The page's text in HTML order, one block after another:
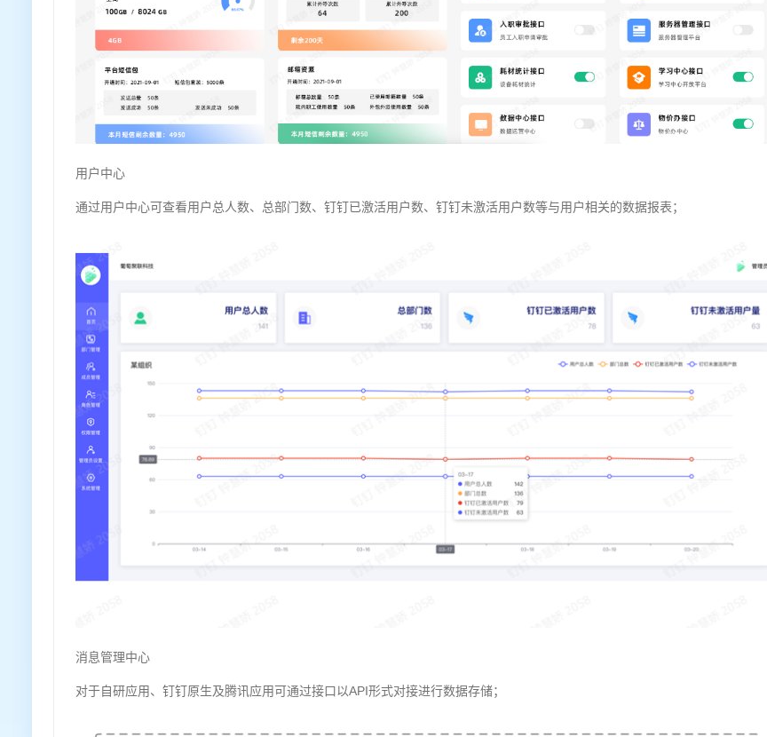
用户中心
通过用户中心可查看用户总人数、总部门数、钉钉已激活用户数、钉钉未激活用户数等与用户相关的数据报表；
消息管理中心
对于自研应用、钉钉原生及腾讯应用可通过接口以API形式对接进行数据存储；